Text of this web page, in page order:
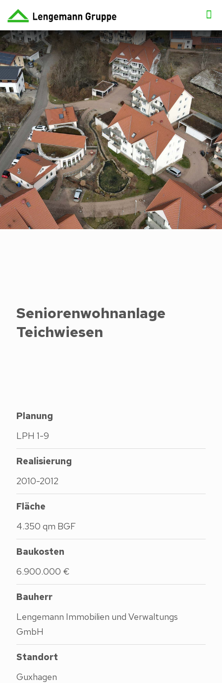
Seniorenwohnanlage
Teichwiesen
Planung
LPH 1-9
Realisierung
2010-2012
Fläche
4.350 qm BGF
Baukosten
6.900.000 €
Bauherr
Lengemann Immobilien und Verwaltungs
GmbH
Standort
Guxhagen